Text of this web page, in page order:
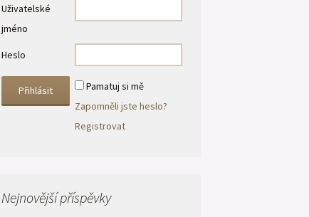
Uživatelské
jméno
Heslo
Pamatuj si mě
Zapomněli jste heslo?
Registrovat
Nejnovější příspěvky